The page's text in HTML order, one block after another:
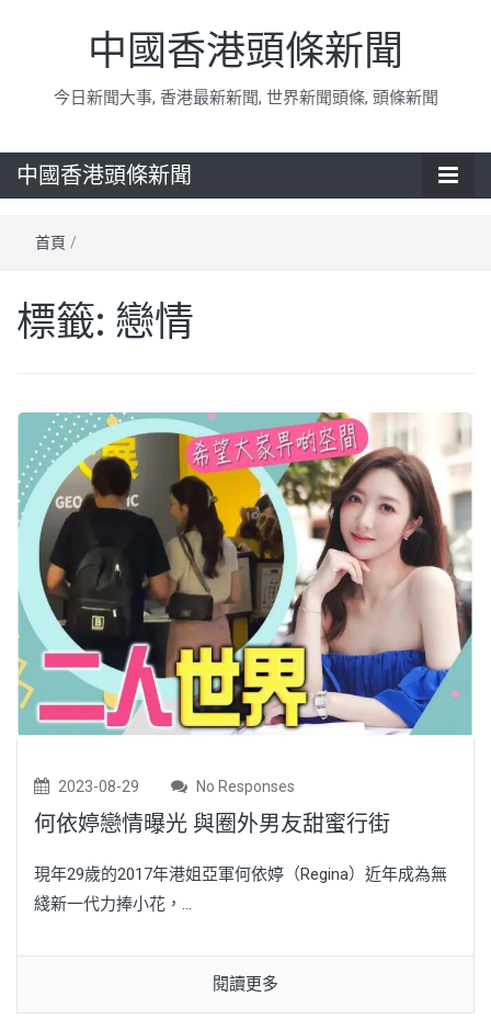
中國香港頭條新聞
今日新聞大事, 香港最新新聞, 世界新聞頭條, 頭條新聞
中國香港頭條新聞
首頁 /
標籤: 戀情
2023-08-29 No Responses
何依婷戀情曝光 與圈外男友甜蜜行街
現年29歲的2017年港姐亞軍何依婷（Regina）近年成為無
綫新一代力捧小花，...
閱讀更多